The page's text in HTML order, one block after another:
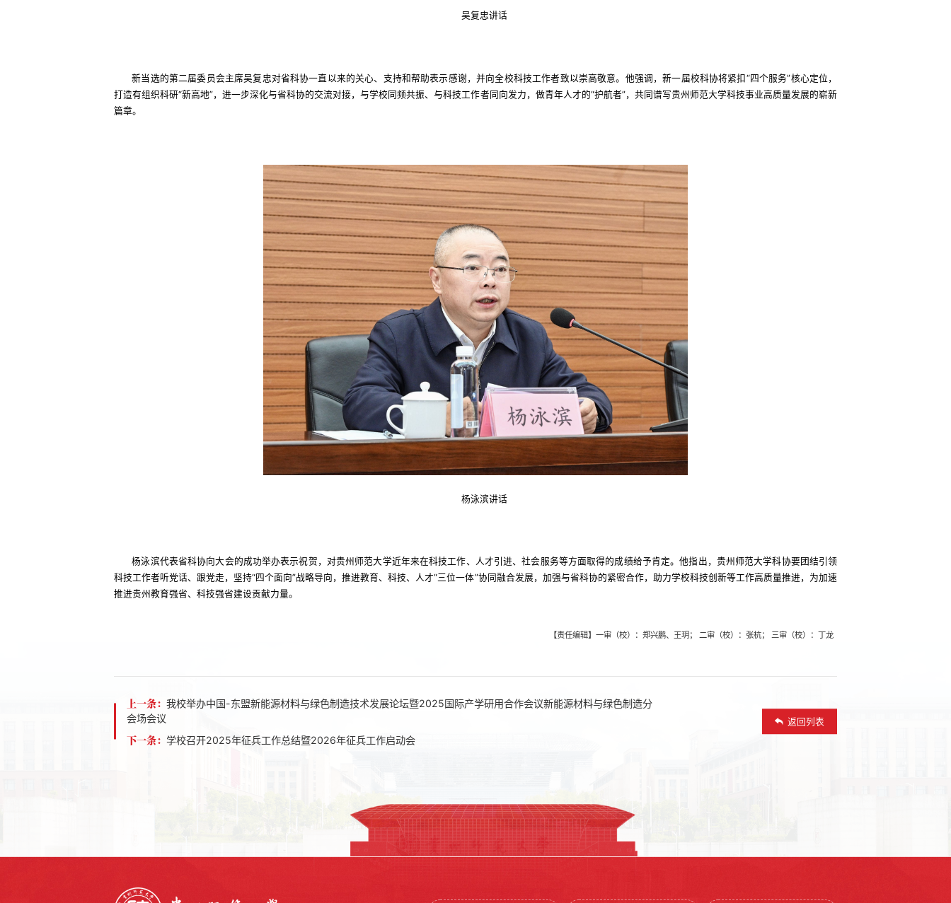
吴复忠讲话
新当选的第二届委员会主席吴复忠对省科协一直以来的关心、支持和帮助表示感谢，并向全校科技工作者致以崇高敬意。他强调，新一届校科协将紧扣“四个服务”核心定位，
打造有组织科研“新高地”，进一步深化与省科协的交流对接，与学校同频共振、与科技工作者同向发力，做青年人才的“护航者”，共同谱写贵州师范大学科技事业高质量发展的崭新
篇章。
杨泳滨讲话
杨泳滨代表省科协向大会的成功举办表示祝贺，对贵州师范大学近年来在科技工作、人才引进、社会服务等方面取得的成绩给予肯定。他指出，贵州师范大学科协要团结引领
科技工作者听党话、跟党走，坚持“四个面向”战略导向，推进教育、科技、人才“三位一体”协同融合发展，加强与省科协的紧密合作，助力学校科技创新等工作高质量推进，为加速
推进贵州教育强省、科技强省建设贡献力量。
【责任编辑】一审（校）：郑兴鹏、王玥； 二审（校）：张杭； 三审（校）：丁龙
上一条：我校举办中国-东盟新能源材料与绿色制造技术发展论坛暨2025国际产学研用合作会议新能源材料与绿色制造分
会场会议
下一条：学校召开2025年征兵工作总结暨2026年征兵工作启动会
返回列表